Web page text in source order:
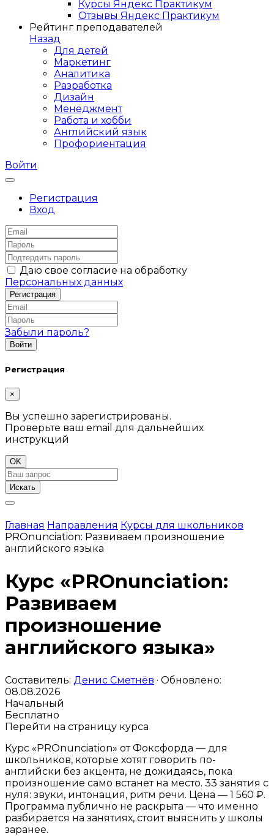
Курсы Яндекс Практикум
Отзывы Яндекс Практикум
Рейтинг преподавателей
Назад
Для детей
Маркетинг
Аналитика
Разработка
Дизайн
Менеджмент
Работа и хобби
Английский язык
Профориентация
Войти
Регистрация
Вход
Даю свое согласие на обработку
Персональных данных
Забыли пароль?
Регистрация
×
Вы успешно зарегистрированы.
Проверьте ваш email для дальнейших
инструкций
OK
Искать
Главная Направления Курсы для школьников
PROnunciation: Развиваем произношение
английского языка
Курс «PROnunciation:
Развиваем
произношение
английского языка»
Составитель: Денис Сметнёв · Обновлено:
08.08.2026
Начальный
Бесплатно
Перейти на страницу курса
Курс «PROnunciation» от Фоксфорда — для
школьников, которые хотят говорить по-
английски без акцента, не дожидаясь, пока
произношение само встанет на место. 33 занятия с
нуля: звуки, интонация, ритм речи. Цена — 1 560 ₽.
Программа публично не раскрыта — что именно
разбирается на занятиях, стоит выяснить у школы
заранее.